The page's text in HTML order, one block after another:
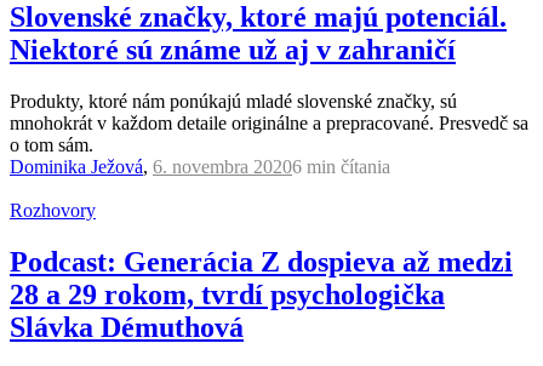
Slovenské značky, ktoré majú potenciál.
Niektoré sú známe už aj v zahraničí
Produkty, ktoré nám ponúkajú mladé slovenské značky, sú
mnohokrát v každom detaile originálne a prepracované. Presvedč sa
o tom sám.
Dominika Ježová, 6. novembra 20206 min čítania
Rozhovory
Podcast: Generácia Z dospieva až medzi
28 a 29 rokom, tvrdí psychologička
Slávka Démuthová